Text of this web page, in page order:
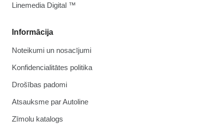
Informācija
Noteikumi un nosacījumi
Konfidencialitātes politika
Drošības padomi
Atsauksme par Autoline
Zīmolu katalogs
Linemedia Digital ™